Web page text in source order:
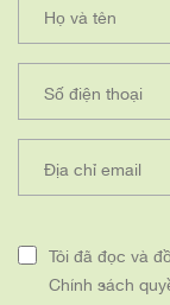
Họ và tên
Số điện thoại
Địa chỉ email
Tôi đã đọc và
Chính sách